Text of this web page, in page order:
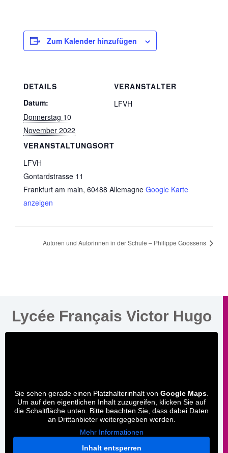
Zum Kalender hinzufügen
DETAILS
Datum:
Donnerstag 10
November 2022
VERANSTALTUNGSORT
LFVH
Gontardstrasse 11
Frankfurt am main, 60488 Allemagne Google Karte
anzeigen
VERANSTALTER
LFVH
Autoren und Autorinnen in der Schule – Philippe Goossens
Lycée Français Victor Hugo
Sie sehen gerade einen Platzhalterinhalt von Google Maps.
Um auf den eigentlichen Inhalt zuzugreifen, klicken Sie auf
die Schaltfläche unten. Bitte beachten Sie, dass dabei Daten
an Drittanbieter weitergegeben werden.
Mehr Informationen
Inhalt entsperren